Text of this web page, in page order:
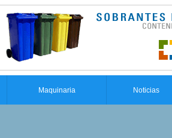
Maquinaria Noticias